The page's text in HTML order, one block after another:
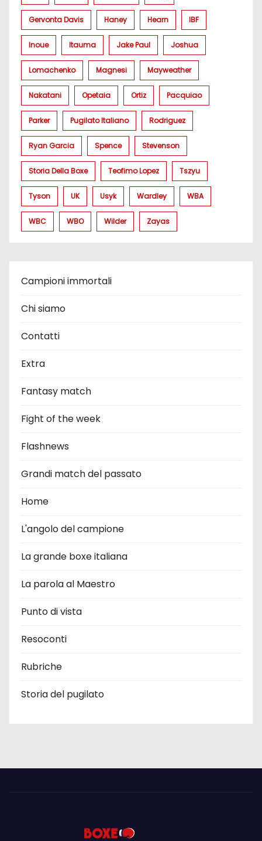
Gervonta Davis Haney Hearn IBF
Inoue Itauma Jake Paul Joshua
Lomachenko Magnesi Mayweather
Nakatani Opetaia Ortiz Pacquiao
Parker Pugilato Italiano Rodriguez
Ryan Garcia Spence Stevenson
Storia Della Boxe Teofimo Lopez Tszyu
Tyson UK Usyk Wardley WBA
WBC WBO Wilder Zayas
Campioni immortali
Chi siamo
Contatti
Extra
Fantasy match
Fight of the week
Flashnews
Grandi match del passato
Home
L'angolo del campione
La grande boxe italiana
La parola al Maestro
Punto di vista
Resoconti
Rubriche
Storia del pugilato